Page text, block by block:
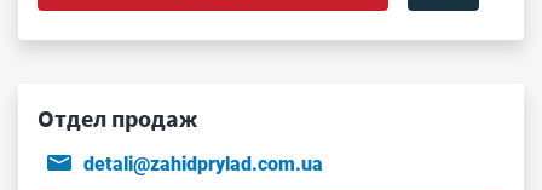
Отдел продаж
detali@zahidprylad.com.ua